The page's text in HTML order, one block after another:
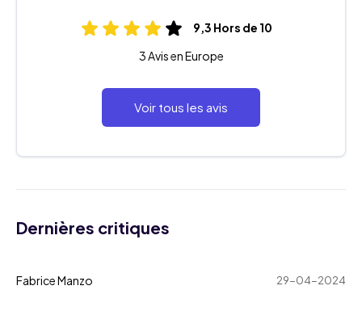
9,3 Hors de 10
3 Avis en Europe
Voir tous les avis
Dernières critiques
Fabrice Manzo 29-04-2024